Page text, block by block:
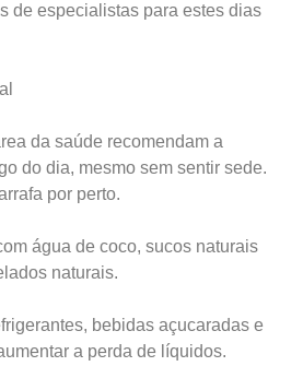
de especialistas para estes dias
da saúde recomendam a
do dia, mesmo sem sentir sede.
por perto.
água de coco, sucos naturais
naturais.
bebidas açucaradas e
a perda de líquidos.